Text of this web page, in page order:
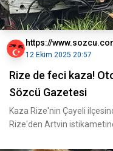
https://
12 Ekim 2025 20:57
Rize de feci kaza!
Sözcü Gazetesi
Kaza Rize'nin Çayeli
Rize'den Artvin